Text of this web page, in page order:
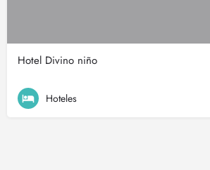
Hotel Divino niño
Hoteles